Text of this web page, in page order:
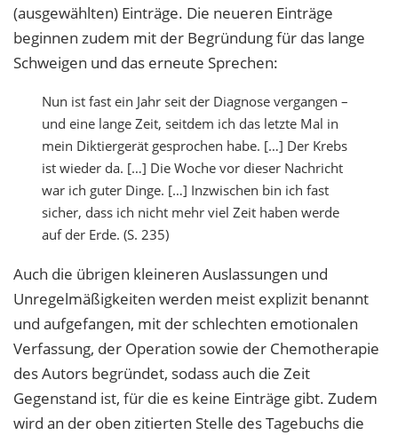
(ausgewählten) Einträge. Die neueren Einträge
beginnen zudem mit der Begründung für das lange
Schweigen und das erneute Sprechen:
Nun ist fast ein Jahr seit der Diagnose vergangen –
und eine lange Zeit, seitdem ich das letzte Mal in
mein Diktiergerät gesprochen habe. […] Der Krebs
ist wieder da. […] Die Woche vor dieser Nachricht
war ich guter Dinge. […] Inzwischen bin ich fast
sicher, dass ich nicht mehr viel Zeit haben werde
auf der Erde. (S. 235)
Auch die übrigen kleineren Auslassungen und
Unregelmäßigkeiten werden meist explizit benannt
und aufgefangen, mit der schlechten emotionalen
Verfassung, der Operation sowie der Chemotherapie
des Autors begründet, sodass auch die Zeit
Gegenstand ist, für die es keine Einträge gibt. Zudem
wird an der oben zitierten Stelle des Tagebuchs die